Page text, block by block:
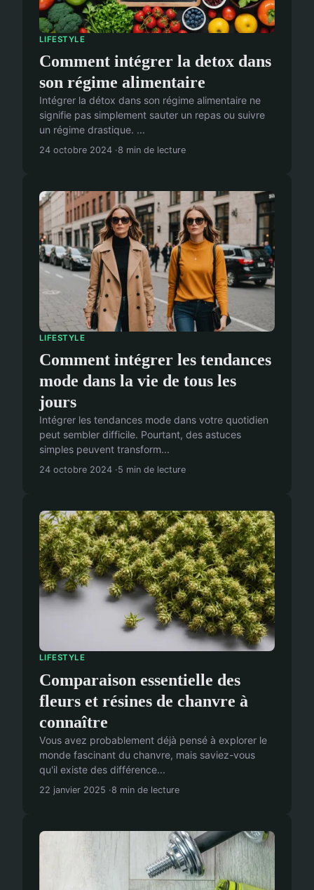
LIFESTYLE
Comment intégrer la detox dans
son régime alimentaire
Intégrer la détox dans son régime alimentaire ne
signifie pas simplement sauter un repas ou suivre
un régime drastique. ...
24 octobre 2024 8 min de lecture
LIFESTYLE
Comment intégrer les tendances
mode dans la vie de tous les
jours
Intégrer les tendances mode dans votre quotidien
peut sembler difficile. Pourtant, des astuces
simples peuvent transform...
24 octobre 2024 5 min de lecture
LIFESTYLE
Comparaison essentielle des
fleurs et résines de chanvre à
connaître
Vous avez probablement déjà pensé à explorer le
monde fascinant du chanvre, mais saviez-vous
qu'il existe des différence...
22 janvier 2025 8 min de lecture